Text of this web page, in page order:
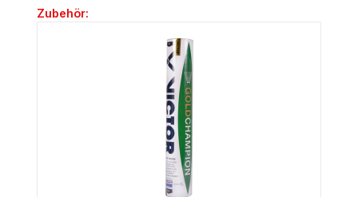
Produktgalerie überspringen
Zubehör: